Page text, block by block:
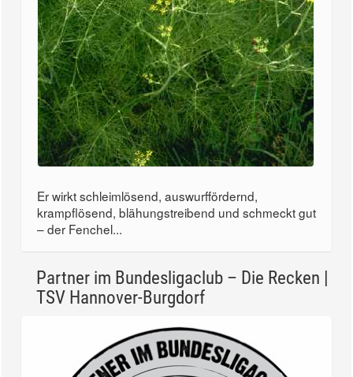
Er wirkt schleimlösend, auswurffördernd,
krampflösend, blähungstreibend und schmeckt gut
– der Fenchel...
Partner im Bundesligaclub – Die Recken |
TSV Hannover-Burgdorf